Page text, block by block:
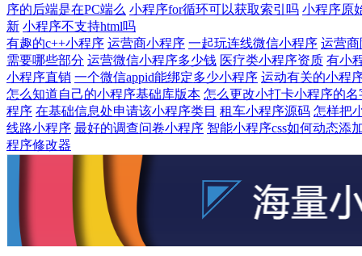
序的后端是在PC端么 小程序for循环可以获取索引吗 小程序原
新 小程序不支持html吗
有趣的c++小程序 运营商小程序 一起玩连线微信小程序 运营
需要哪些部分 运营微信小程序多少钱 医疗类小程序资质 有小
小程序直销 一个微信appid能绑定多少小程序 运动有关的小程
怎么知道自己的小程序基础库版本 怎么更改小打卡小程序的名
程序 在基础信息处申请该小程序类目 租车小程序源码 怎样把
线路小程序 最好的调查问卷小程序 智能小程序css如何动态添
程序修改器